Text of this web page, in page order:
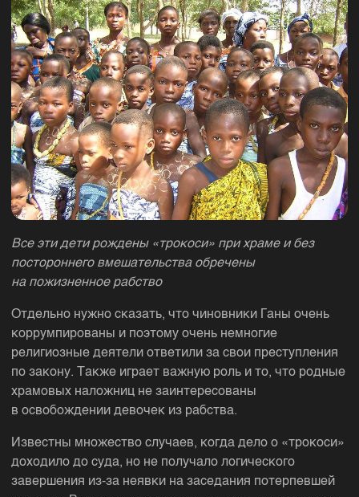
Все эти дети рождены «трокоси» при храме и без
постороннего вмешательства обречены
на пожизненное рабство
Отдельно нужно сказать, что чиновники Ганы очень
коррумпированы и поэтому очень немногие
религиозные деятели ответили за свои преступления
по закону. Также играет важную роль и то, что родные
храмовых наложниц не заинтересованы
в освобождении девочек из рабства.
Известны множество случаев, когда дело о «трокоси»
доходило до суда, но не получало логического
завершения из-за неявки на заседания потерпевшей